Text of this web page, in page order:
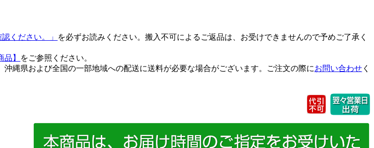
ください。」
を必ずお読みください。搬入不可によるご返品は、お受けできませんので予めご了承く
】
をご参照ください。
沖縄県および全国の一部地域への配送に送料が必要な場合がございます。ご注文の際にお問い合わせ く